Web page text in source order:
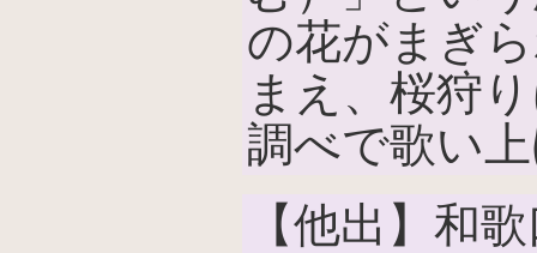
の花がまぎ
まえ、桜狩
調べで歌い
【他出】和